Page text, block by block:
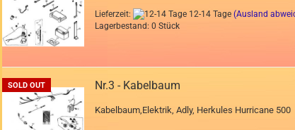
Lieferzeit: 12-14 Tage (Ausland
Lagerbestand: 0 Stück
SOLD OUT Nr.3 - Kabelbaum
Kabelbaum,Elektrik, Adly, Herkules Hurricane 500